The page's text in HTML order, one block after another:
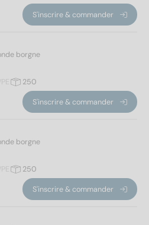
S'inscrire & commander
borgne
250
S'inscrire & commander
borgne
250
S'inscrire & commander